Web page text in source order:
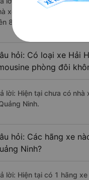
xe Trần Tùng Travel đi
83 đánh giá của khách
hỏi: Có loại xe Hải
phòng đôi
lời: Hiện tại chưa có nhà
Ninh.
hỏi: Các hãng xe
Ninh?
lời: Hiện tại có 1 hãng